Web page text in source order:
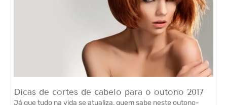
Dicas de cortes de cabelo para o outono 2017
Já que tudo na vida se atualiza, quem sabe neste outono-